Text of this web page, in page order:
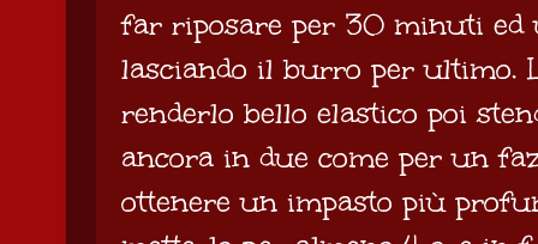
far riposare per 30 minuti
lasciando il burro per ultimo.
renderlo bello elastico poi
ancora in due come per un
ottenere un impasto più